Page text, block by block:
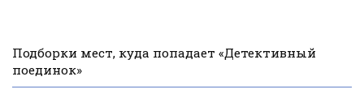
Подборки мест, куда попадает «Детективный
поединок»